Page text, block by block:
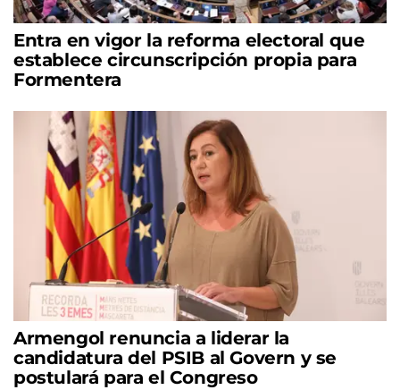
Entra en vigor la reforma electoral que
establece circunscripción propia para
Formentera
Armengol renuncia a liderar la
candidatura del PSIB al Govern y se
postulará para el Congreso